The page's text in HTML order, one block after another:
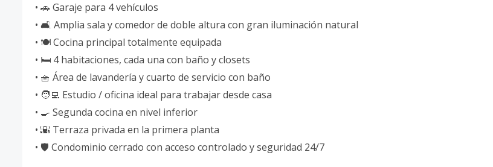
• 🚗 Garaje para 4 vehículos
• 🛋️ Amplia sala y comedor de doble altura con gran iluminación natural
• 🍽️ Cocina principal totalmente equipada
• 🛏️ 4 habitaciones, cada una con baño y closets
• 🧺 Área de lavandería y cuarto de servicio con baño
• 🧑‍💻 Estudio / oficina ideal para trabajar desde casa
• 🍳 Segunda cocina en nivel inferior
• 🌇 Terraza privada en la primera planta
• 🛡️ Condominio cerrado con acceso controlado y seguridad 24/7